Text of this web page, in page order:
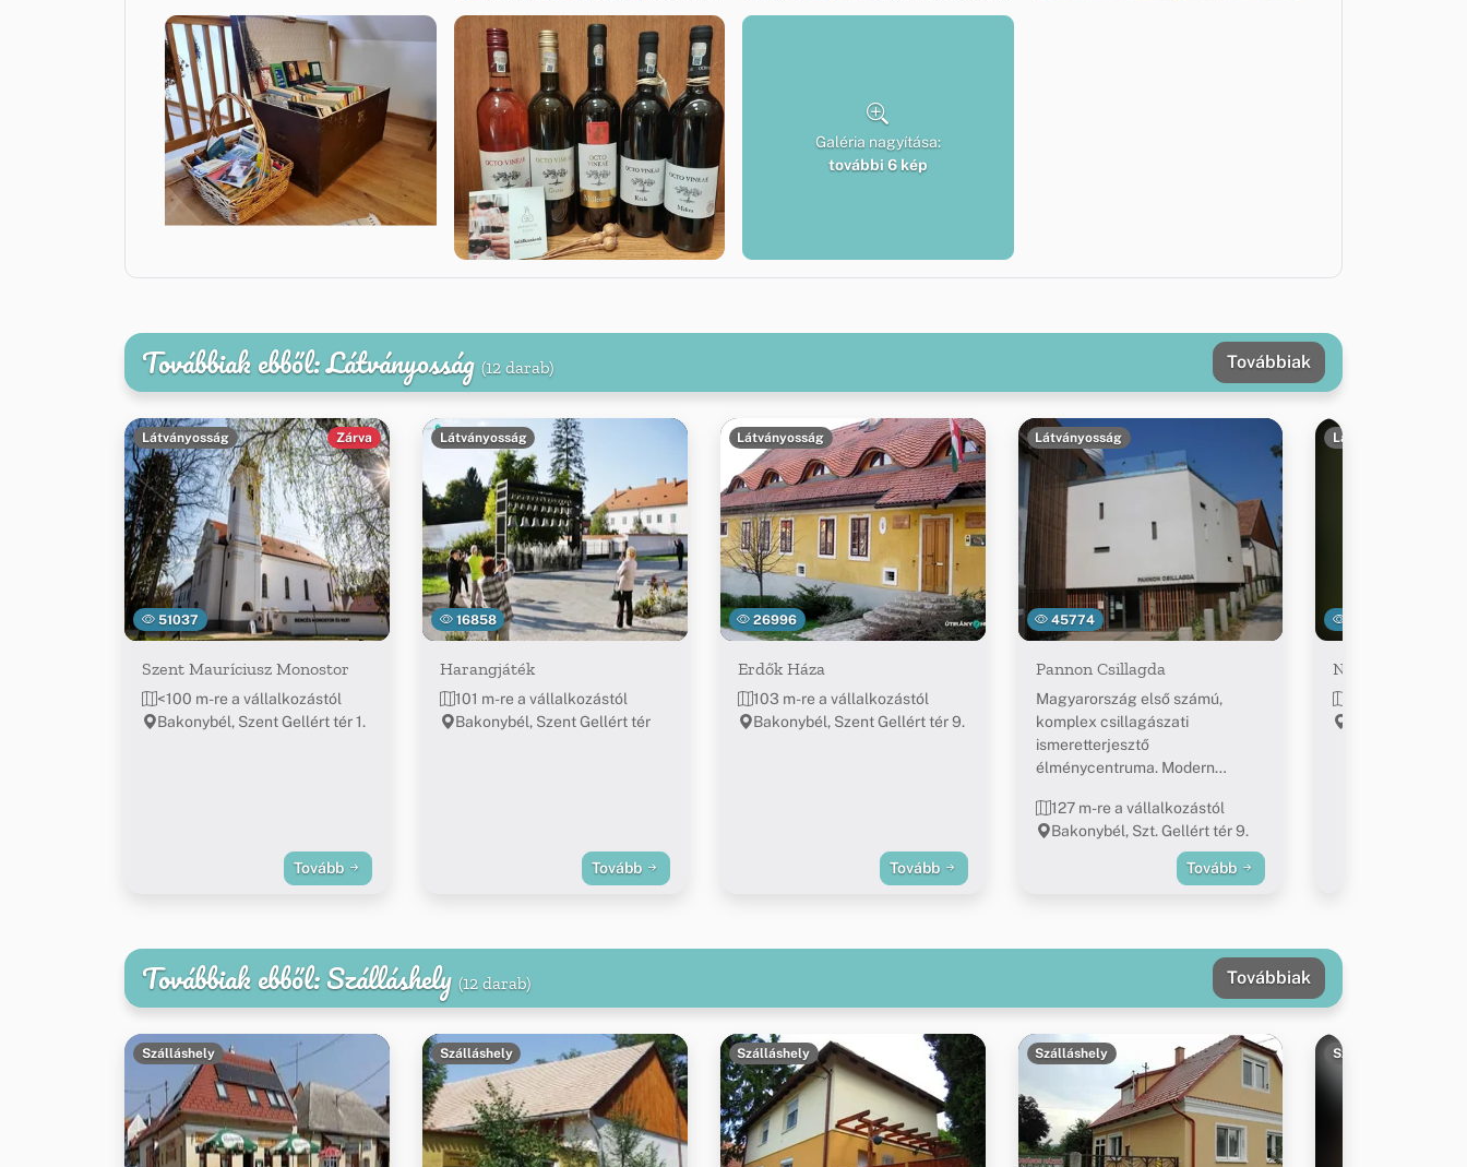
Galéria nagyítása:
további 6 kép
Továbbiak ebből: Látványosság (12 darab) Továbbiak
51037
Látványosság Zárva
Szent Mauríciusz Monostor
<100 m-re a vállalkozástól
Bakonybél, Szent Gellért tér 1.
Tovább
16858
Látványosság
Harangjáték
101 m-re a vállalkozástól
Bakonybél, Szent Gellért tér
Tovább
26996
Látványosság
Erdők Háza
103 m-re a vállalkozástól
Bakonybél, Szent Gellért tér 9.
Tovább
45774
Látványosság
Pannon Csillagda
Magyarország első számú,
komplex csillagászati
ismeretterjesztő
élménycentruma. Modern
show, interaktív űrkutatási és
csillagászati kiállítás. „Az év
ökoturisztikai látogatóközpontja
127 m-re a vállalkozástól
Bakonybél, Szt. Gellért tér 9.
Tovább
Látványosság
Nepomuki Szent
Továbbiak ebből: Szálláshely (12 darab) Továbbiak
Szálláshely Szálláshely Szálláshely Szálláshely Szálláshely